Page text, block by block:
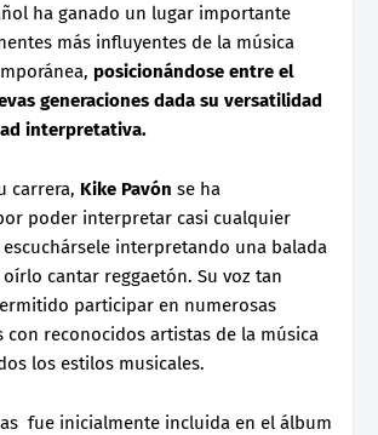
ha ganado un lugar importante
más influyentes de la música
posicionándose entre el
generaciones dada su versatilidad
interpretativa.
carrera, Kike Pavón se ha
poder interpretar casi cualquier
interpretando una balada
cantar reggaetón. Su voz tan
participar en numerosas
con reconocidos artistas de la música
los estilos musicales.
fue inicialmente incluida en el álbum